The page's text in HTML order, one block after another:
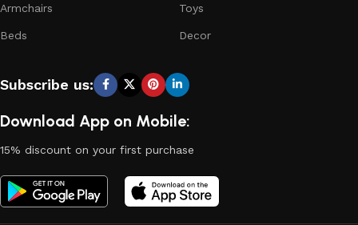
Armchairs
Beds
Toys
Decor
Subscribe us:
Download App on Mobile:
15% discount on your first purchase